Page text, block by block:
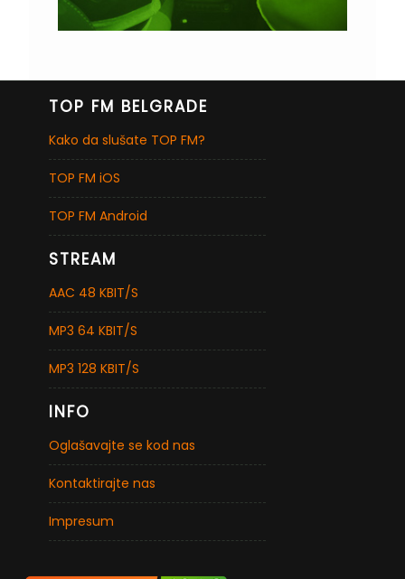
TOP FM BELGRADE
Kako da slušate TOP FM?
TOP FM iOS
TOP FM Android
STREAM
AAC 48 KBIT/S
MP3 64 KBIT/S
MP3 128 KBIT/S
INFO
Oglašavajte se kod nas
Kontaktirajte nas
Impresum